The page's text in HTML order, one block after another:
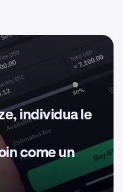
individua le
come un